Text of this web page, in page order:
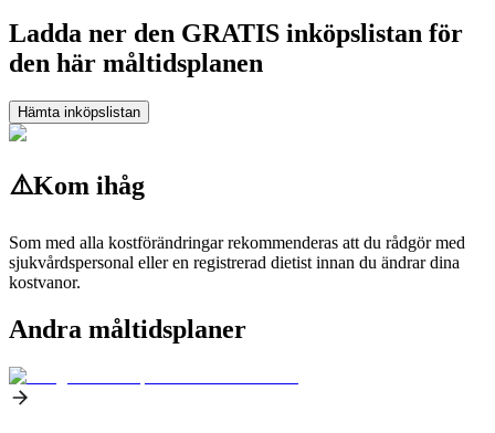
Ladda ner den GRATIS inköpslistan för
den här måltidsplanen
Hämta inköpslistan
⚠️Kom ihåg
Som med alla kostförändringar rekommenderas att du rådgör med
sjukvårdspersonal eller en registrerad dietist innan du ändrar dina
kostvanor.
Andra måltidsplaner